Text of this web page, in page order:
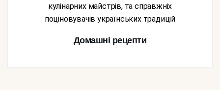
кулінарних майстрів, та справжніх
поціновувачів українських традицій
Домашні рецепти